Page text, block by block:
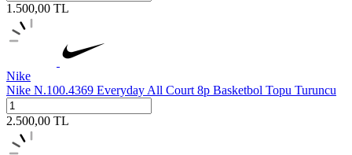
1.500,00 TL
Nike
Nike N.100.4369 Everyday All Court 8p Basketbol Topu Turuncu
2.500,00 TL